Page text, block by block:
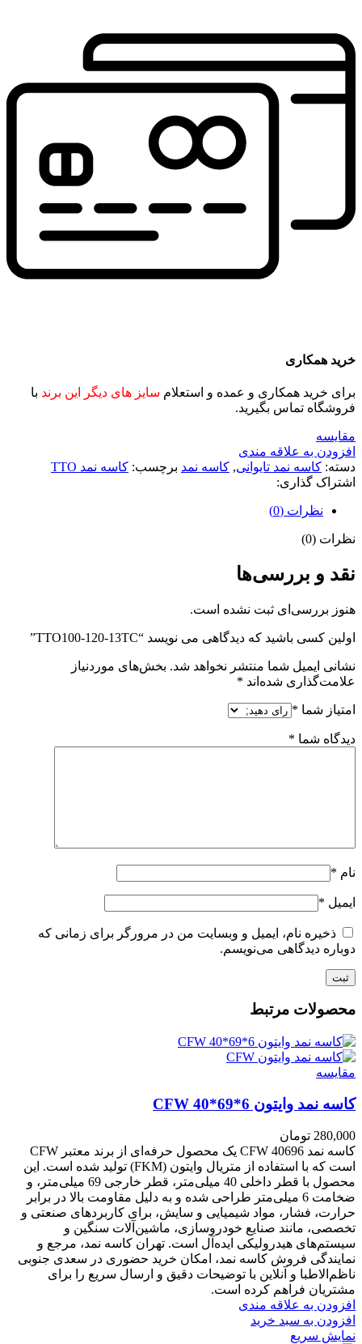
خرید همکاری
برای خرید همکاری و عمده و استعلام سایز های دیگر این برند با
فروشگاه تماس بگیرید.
مقايسه
افزودن به علاقه مندی
دسته: کاسه نمد تایوانی, کاسه نمد برچسب: کاسه نمد TTO
اشتراک گذاری:
نظرات (0)
نظرات (0)
نقد و بررسی‌ها
هنوز بررسی‌ای ثبت نشده است.
اولین کسی باشید که دیدگاهی می نویسد “TTO100-120-13TC”
نشانی ایمیل شما منتشر نخواهد شد. بخش‌های موردنیاز
علامت‌گذاری شده‌اند *
امتیاز شما *
دیدگاه شما *
نام *
ایمیل *
ذخیره نام، ایمیل و وبسایت من در مرورگر برای زمانی که
دوباره دیدگاهی می‌نویسم.
محصولات مرتبط
مقايسه
کاسه نمد وایتون CFW 40*69*6
280,000 تومان
کاسه نمد CFW 40696 یک محصول حرفه‌ای از برند معتبر CFW
است که با استفاده از متریال وایتون (FKM) تولید شده است. این
محصول با قطر داخلی 40 میلی‌متر، قطر خارجی 69 میلی‌متر، و
ضخامت 6 میلی‌متر طراحی شده و به دلیل مقاومت بالا در برابر
حرارت، فشار، مواد شیمیایی و سایش، برای کاربردهای صنعتی و
تخصصی، مانند صنایع خودروسازی، ماشین‌آلات سنگین و
سیستم‌های هیدرولیکی ایده‌آل است. تهران کاسه نمد، مرجع و
نمایندگی فروش کاسه نمد، امکان خرید حضوری در سعدی جنوبی
ناظم‌الاطبا و آنلاین با توضیحات دقیق و ارسال سریع را برای
مشتریان فراهم کرده است.
افزودن به علاقه مندی
افزودن به سبد خرید
نمایش سریع